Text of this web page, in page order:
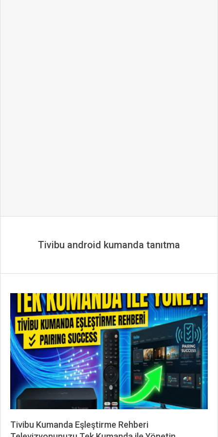
Tivibu android kumanda tanıtma
Tivibu Kumanda Eşleştirme Rehberi